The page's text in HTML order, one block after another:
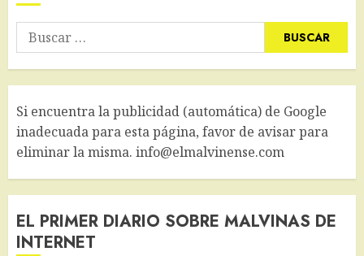
Buscar:
Si encuentra la publicidad (automática) de Google
inadecuada para esta página, favor de avisar para
eliminar la misma. info@elmalvinense.com
EL PRIMER DIARIO SOBRE MALVINAS DE
INTERNET